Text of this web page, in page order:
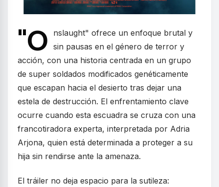
"O
nslaught" ofrece un enfoque brutal y
sin pausas en el género de terror y
acción, con una historia centrada en un grupo
de super soldados modificados genéticamente
que escapan hacia el desierto tras dejar una
estela de destrucción. El enfrentamiento clave
ocurre cuando esta escuadra se cruza con una
francotiradora experta, interpretada por Adria
Arjona, quien está determinada a proteger a su
hija sin rendirse ante la amenaza.
El tráiler no deja espacio para la sutileza: